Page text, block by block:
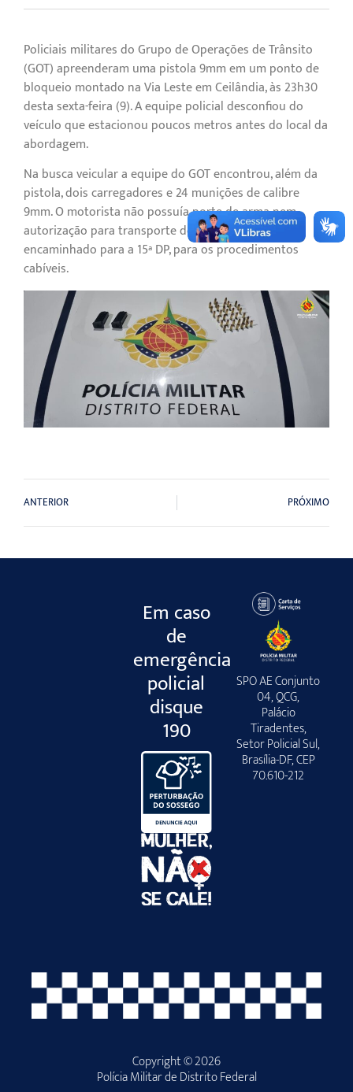
Policiais militares do Grupo de Operações de Trânsito
(GOT) apreenderam uma pistola 9mm em um ponto de
bloqueio montado na Via Leste em Ceilândia, às 23h30
desta sexta-feira (9). A equipe policial desconfiou do
veículo que estacionou poucos metros antes do local da
abordagem.
Na busca veicular a equipe do GOT encontrou, além da
pistola, dois carregadores e 24 munições de calibre
9mm. O motorista não possuía porte de arma nem
autorização para transporte de munições. Ele foi
encaminhado para a 15ª DP, para os procedimentos
cabíveis.
ANTERIOR PRÓXIMO
Em caso
de
emergência
policial
disque
190
SPO AE Conjunto
04, QCG,
Palácio
Tiradentes,
Setor Policial Sul,
Brasília-DF, CEP
70.610-212
Copyright © 2026
Polícia Militar de Distrito Federal